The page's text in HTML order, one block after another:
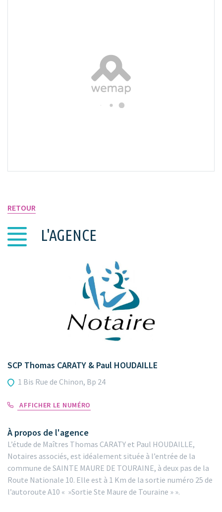
RETOUR
L'AGENCE
SCP Thomas CARATY & Paul HOUDAILLE
1 Bis Rue de Chinon, Bp 24
AFFICHER LE NUMÉRO
À propos de l'agence
L’étude de Maîtres Thomas CARATY et Paul HOUDAILLE,
Notaires associés, est idéalement située à l’entrée de la
commune de SAINTE MAURE DE TOURAINE, à deux pas de la
Route Nationale 10. Elle est à 1 Km de la sortie numéro 25 de
l’autoroute A10 « »Sortie Ste Maure de Touraine » ».